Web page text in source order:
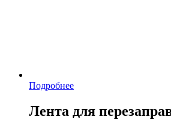
Подробнее
Лента для